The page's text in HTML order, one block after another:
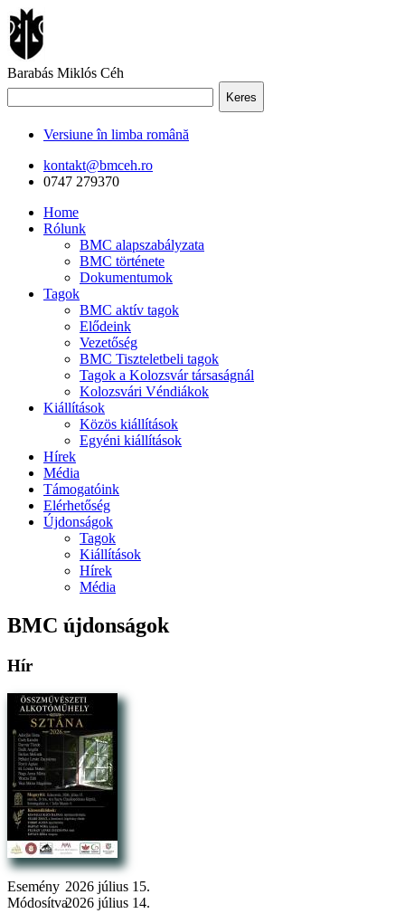
Barabás Miklós Céh
Keres
Versiune în limba română
kontakt@bmceh.ro
0747 279370
Home
Rólunk
BMC alapszabályzata
BMC története
Dokumentumok
Tagok
BMC aktív tagok
Elődeink
Vezetőség
BMC Tiszteletbeli tagok
Tagok a Kolozsvár társaságnál
Kolozsvári Véndiákok
Kiállítások
Közös kiállítások
Egyéni kiállítások
Hírek
Média
Támogatóink
Elérhetőség
Újdonságok
Tagok
Kiállítások
Hírek
Média
BMC újdonságok
Hír
Esemény 2026 július 15.
Módosítva2026 július 14.